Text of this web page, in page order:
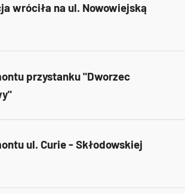
wróciła na ul. Nowowiejską
przystanku "Dworzec
ul. Curie - Skłodowskiej